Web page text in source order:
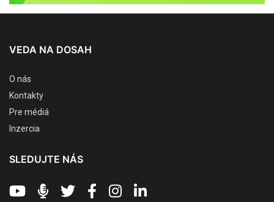
VEDA NA DOSAH
O nás
Kontakty
Pre médiá
Inzercia
SLEDUJTE NÁS